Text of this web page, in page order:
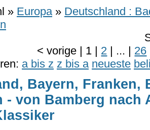
» Europa » Deutschland :
<vorige | 1 | 2 | ... | 26
a bis z z bis a neueste
Bayern, Franken,
- von Bamberg nach